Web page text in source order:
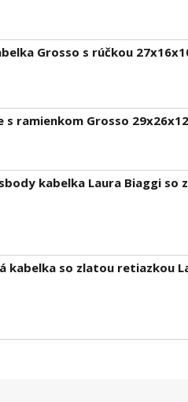
Grosso s rúčkou
s ramienkom Grosso 29x26x12
kabelka Laura Biaggi so
kabelka so zlatou retiazkou